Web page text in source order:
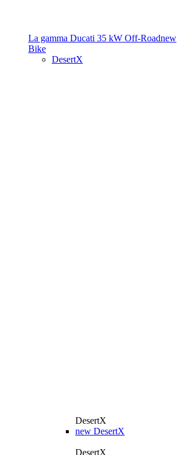
La gamma Ducati 35 kW Off-Roadnew
Bike
DesertX
DesertX
new DesertX
DesertX